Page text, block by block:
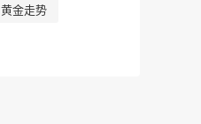
黄金走势